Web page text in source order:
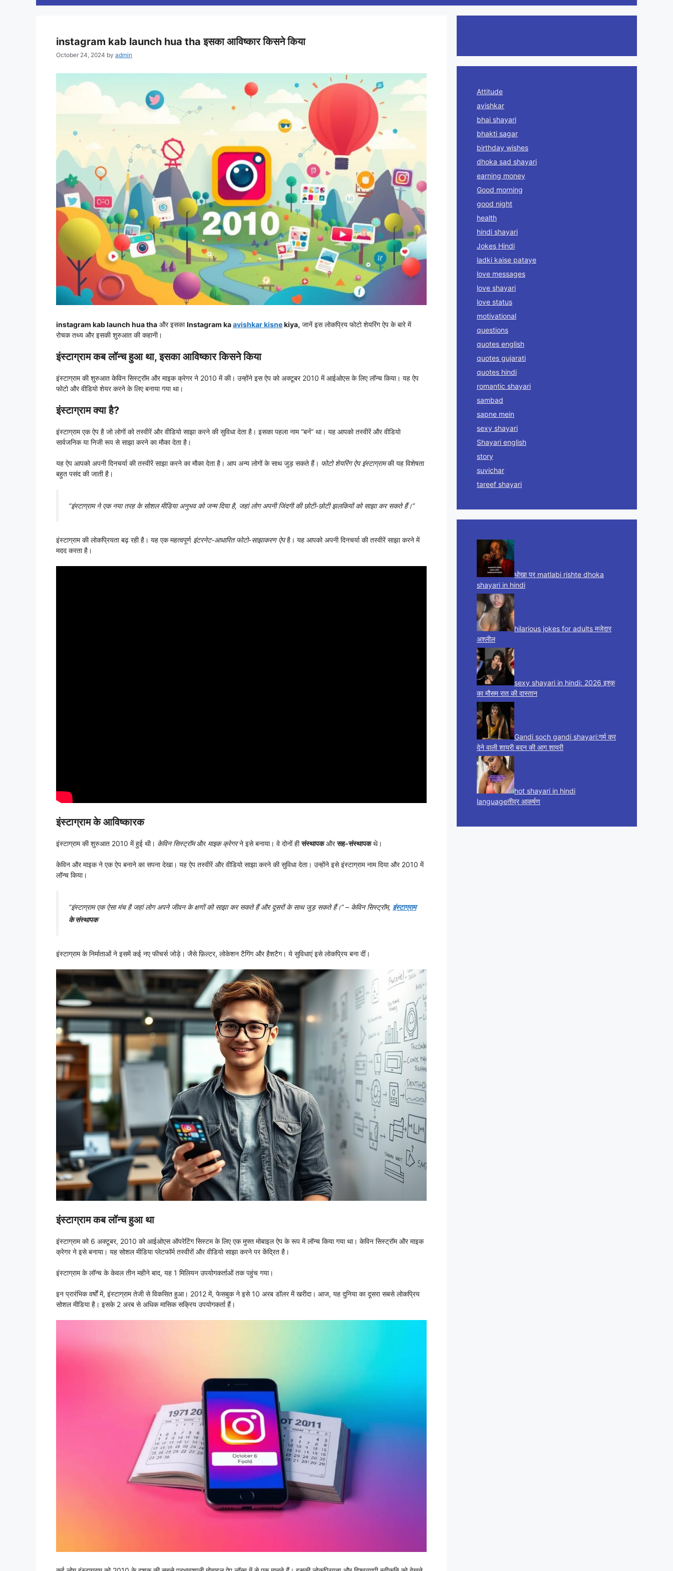
instagram kab launch hua tha इसका आविष्कार किसने किया
October 24, 2024 by admin
instagram kab launch hua tha और इसकाInstagram kaavishkar kisnekiya, जानें इस लोकप्रिय फोटो शेयरिंग ऐप के बारे में
रोचक तथ्य और इसकी शुरुआत की कहानी।
इंस्टाग्राम कब लॉन्च हुआ था, इसका आविष्कार किसने किया
इंस्टाग्राम की शुरुआत केविन सिस्ट्रॉम और माइक क्रेगर ने 2010 में की। उन्होंने इस ऐप को अक्टूबर 2010 में आईओएस के लिए लॉन्च किया। यह ऐप
फोटो और वीडियो शेयर करने के लिए बनाया गया था।
इंस्टाग्राम क्या है?
इंस्टाग्राम एक ऐप है जो लोगों को तस्वीरें और वीडियो साझा करने की सुविधा देता है। इसका पहला नाम “बर्न” था। यह आपको तस्वीरें और वीडियो
सार्वजनिक या निजी रूप से साझा करने का मौका देता है।
यह ऐप आपको अपनी दिनचर्या की तस्वीरें साझा करने का मौका देता है। आप अन्य लोगों के साथ जुड़ सकते हैं। फोटो शेयरिंग ऐप इंस्टाग्रामकी यह विशेषता
बहुत पसंद की जाती है।
“इंस्टाग्राम ने एक नया तरह के सोशल मीडिया अनुभव को जन्म दिया है, जहां लोग अपनी जिंदगी की छोटी-छोटी झलकियों को साझा कर सकते हैं।”
इंस्टाग्राम की लोकप्रियता बढ़ रही है। यह एक महत्वपूर्ण इंटरनेट-आधारित फोटो-साझाकरण ऐपहै। यह आपको अपनी दिनचर्या की तस्वीरें साझा करने में
मदद करता है।
इंस्टाग्राम के आविष्कारक
इंस्टाग्राम की शुरुआत 2010 में हुई थी। केविन सिस्ट्रॉमऔर माइक क्रेगरने इसे बनाया। वे दोनों हीसंस्थापकऔरसह-संस्थापकथे।
केविन और माइक ने एक ऐप बनाने का सपना देखा। यह ऐप तस्वीरें और वीडियो साझा करने की सुविधा देता। उन्होंने इसे इंस्टाग्राम नाम दिया और 2010 में
लॉन्च किया।
“इंस्टाग्राम एक ऐसा मंच है जहां लोग अपने जीवन के क्षणों को साझा कर सकते हैं और दूसरों के साथ जुड़ सकते हैं।” – केविन सिस्ट्रॉम, इंस्टाग्राम
के संस्थापक
इंस्टाग्राम के निर्माताओं ने इसमें कई नए फीचर्स जोड़े। जैसे फ़िल्टर, लोकेशन टैगिंग और हैशटैग। ये सुविधाएं इसे लोकप्रिय बना दीं।
इंस्टाग्राम कब लॉन्च हुआ था
इंस्टाग्राम को 6 अक्टूबर, 2010 को आईओएस ऑपरेटिंग सिस्टम के लिए एक मुफ्त मोबाइल ऐप के रूप में लॉन्च किया गया था। केविन सिस्ट्रॉम और माइक
क्रेगर ने इसे बनाया। यह सोशल मीडिया प्लेटफॉर्म तस्वीरों और वीडियो साझा करने पर केंद्रित है।
इंस्टाग्राम के लॉन्च के केवल तीन महीने बाद, यह 1 मिलियन उपयोगकर्ताओं तक पहुंच गया।
इन प्रारंभिक वर्षों में, इंस्टाग्राम तेजी से विकसित हुआ। 2012 में, फेसबुक ने इसे 10 अरब डॉलर में खरीदा। आज, यह दुनिया का दूसरा सबसे लोकप्रिय
सोशल मीडिया है। इसके 2 अरब से अधिक मासिक सक्रिय उपयोगकर्ता हैं।
Attitude
avishkar
bhai shayari
bhakti sagar
birthday wishes
dhoka sad shayari
earning money
Good morning
good night
health
hindi shayari
Jokes Hindi
ladki kaise pataye
love messages
love shayari
love status
motivational
questions
quotes english
quotes gujarati
quotes hindi
romantic shayari
sambad
sapne mein
sexy shayari
Shayari english
story
suvichar
tareef shayari
धोखा पर matlabi rishte dhoka
shayari in hindi
hilarious jokes for adults मजेदार
अश्लील
sexy shayari in hindi: 2026 इश्क़
का मौसम रात की दास्तान
Gandi soch gandi shayari:गर्म कर
देने वाली शायरी बदन की आग शायरी
hot shayari in hindi
languageतीव्र आकर्षण